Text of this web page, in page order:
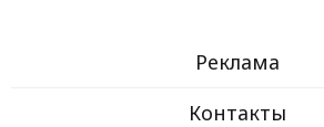
Реклама
Контакты